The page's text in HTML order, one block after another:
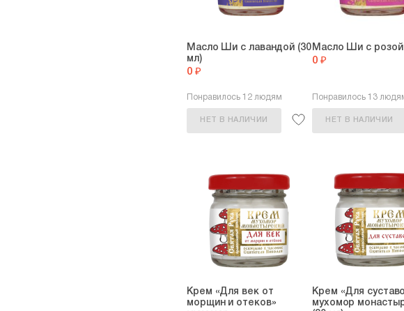
Масло Ши с лавандой (30
мл)
0 ₽
Понравилось 12 людям
НЕТ В НАЛИЧИИ
Масло Ши с розой
0 ₽
Понравилось 13
НЕТ В НАЛИЧИИ
Крем «Для век от
морщин и отеков»
Крем «Для
мухомор